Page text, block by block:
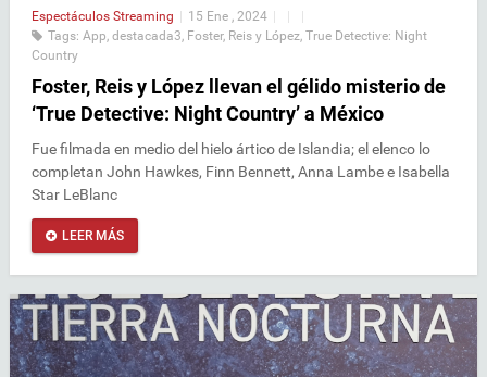
Espectáculos Streaming | 15 Ene , 2024 | |
|
Tags: App destacada3 Foster, Reis y López True Detective: Night
Country
Foster, Reis y López llevan el gélido misterio de
‘True Detective: Night Country’ a México
Fue filmada en medio del hielo ártico de Islandia; el elenco lo
completan John Hawkes, Finn Bennett, Anna Lambe e Isabella
Star LeBlanc
LEER MÁS